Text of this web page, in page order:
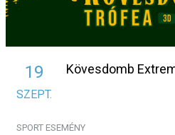
19
SZEPT.
Kövesdomb
SPORT ESEMÉNY